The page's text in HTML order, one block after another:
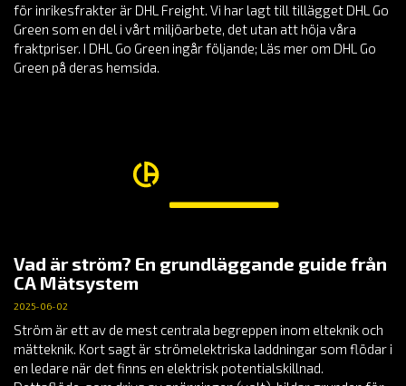
för inrikesfrakter är DHL Freight. Vi har lagt till tillägget DHL Go
Green som en del i vårt miljöarbete, det utan att höja våra
fraktpriser. I DHL Go Green ingår följande; Läs mer om DHL Go
Green på deras hemsida.
Vad är ström? En grundläggande guide från
CA Mätsystem
2025-06-02
Ström är ett av de mest centrala begreppen inom elteknik och
mätteknik. Kort sagt är strömelektriska laddningar som flödar i
en ledare när det finns en elektrisk potentialskillnad.